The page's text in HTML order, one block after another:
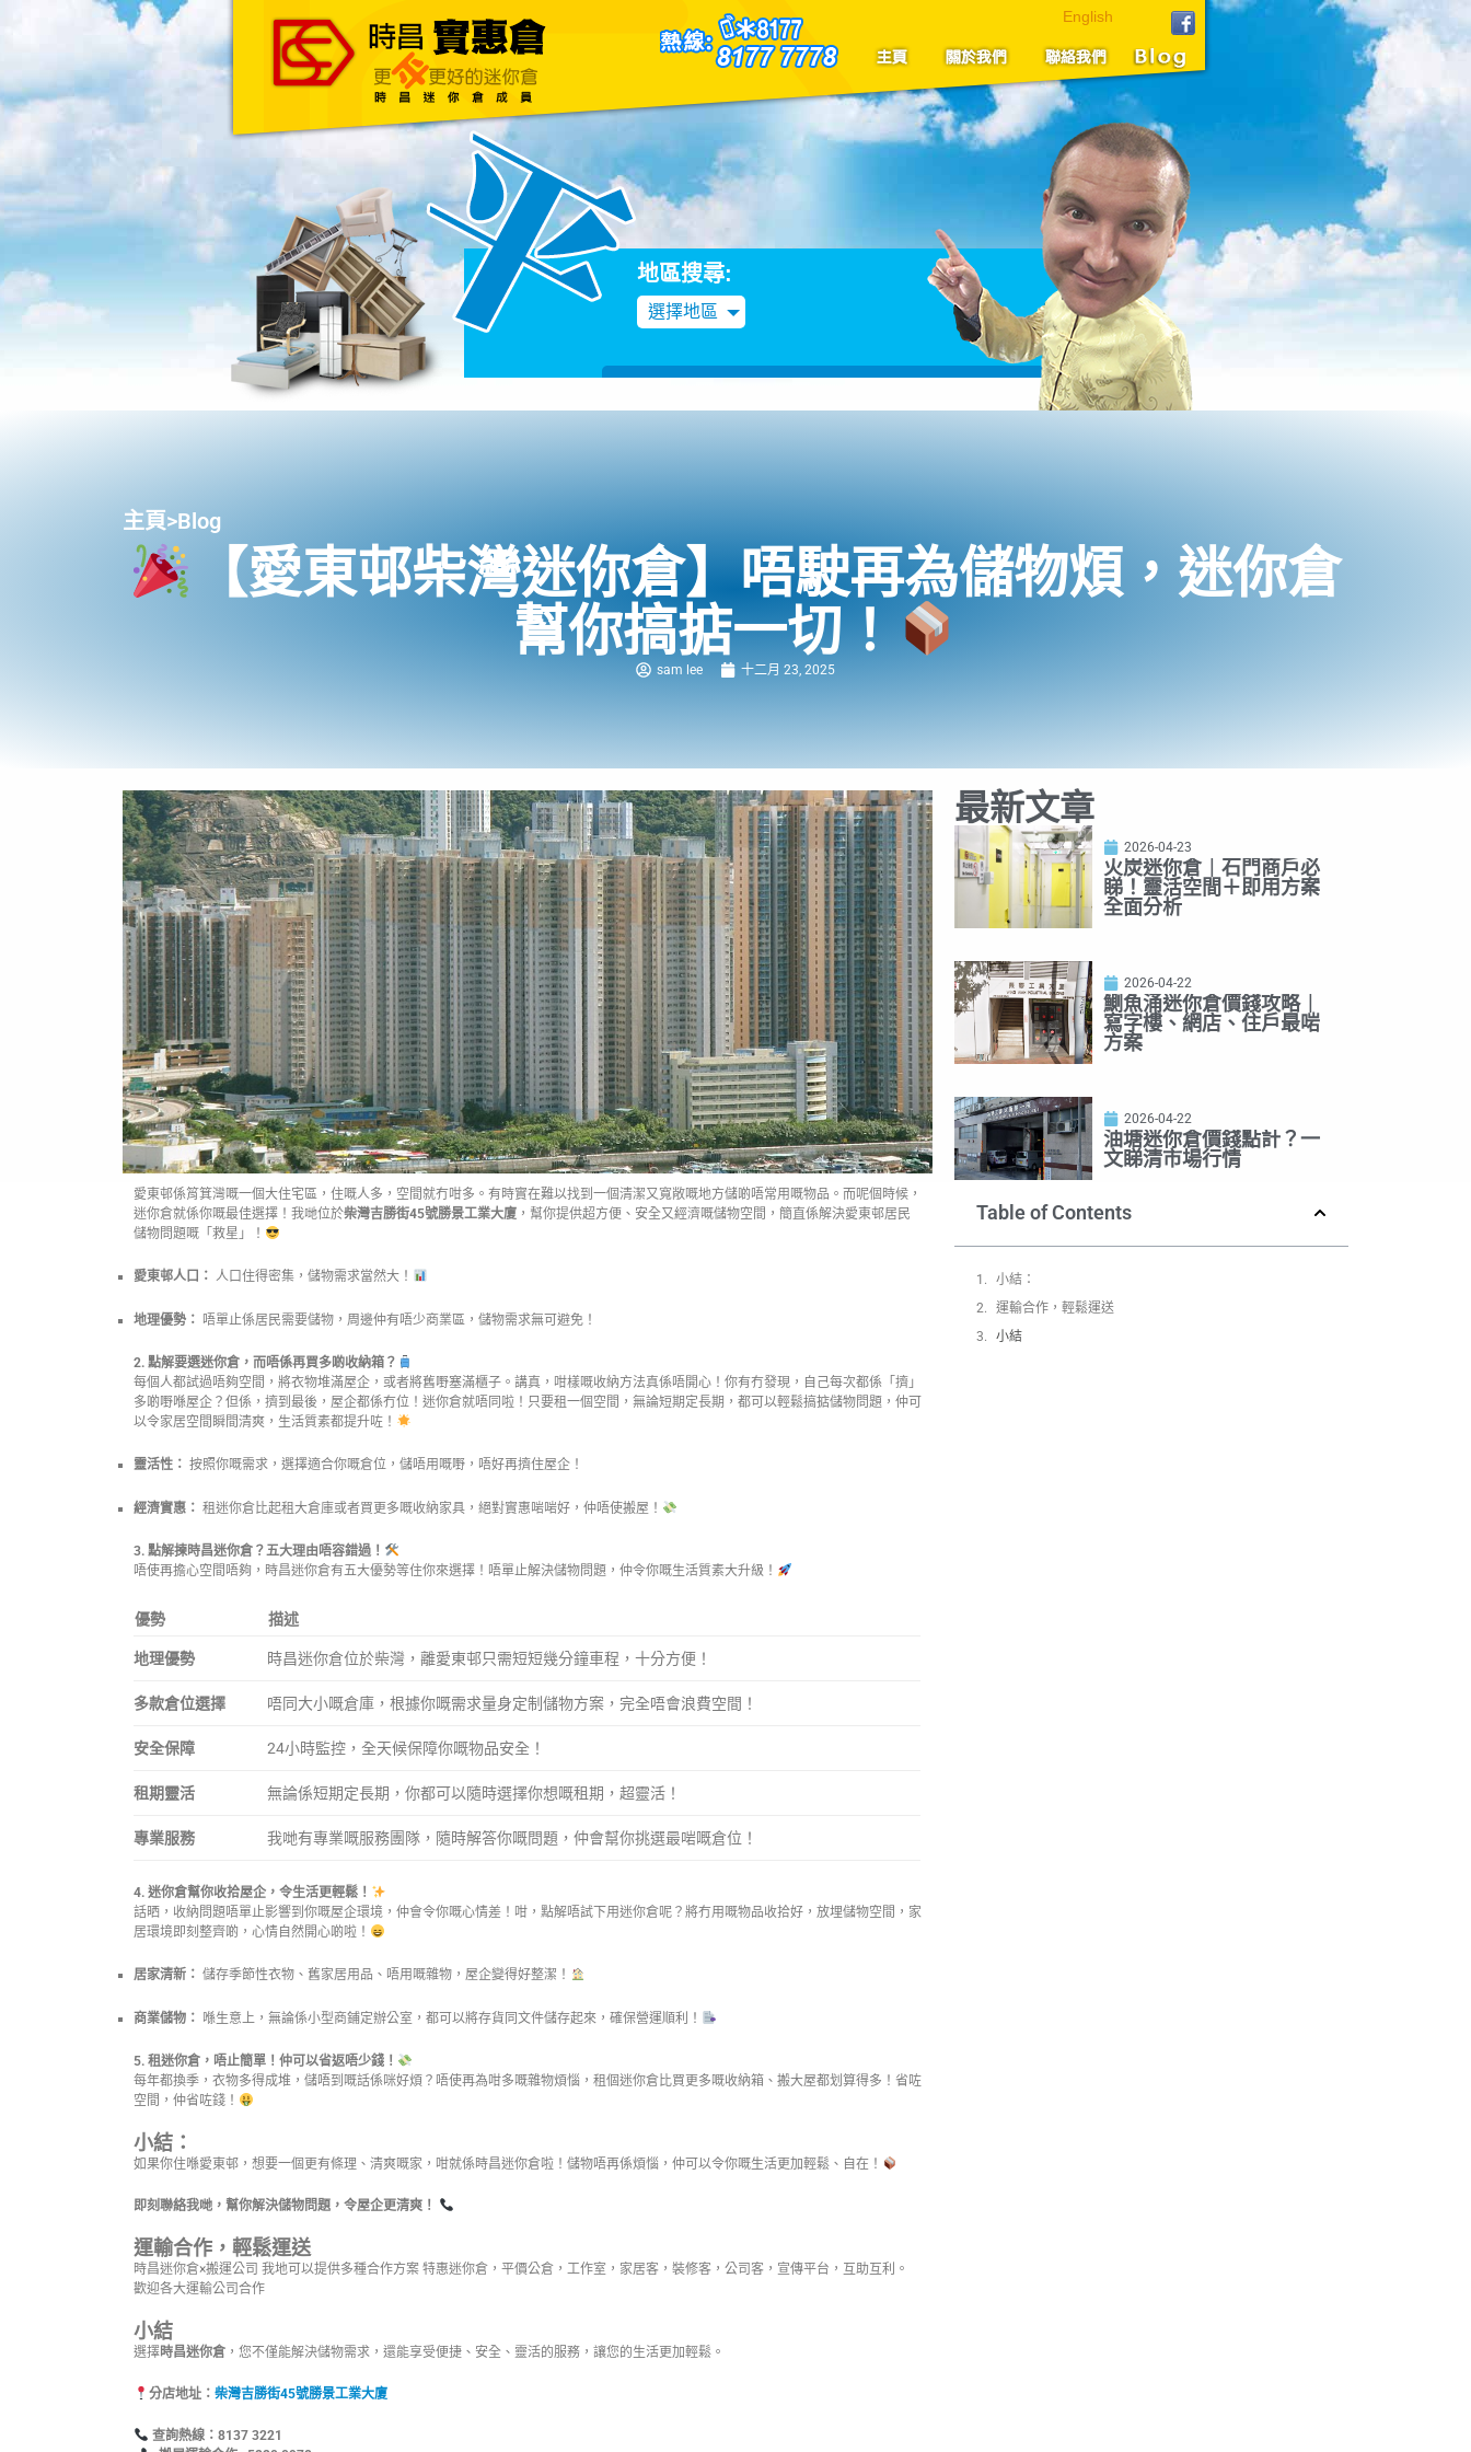
主頁 關於我們 聯絡我們
English
地區搜尋:
選擇地區
主頁>Blog
【愛東邨柴灣迷你倉】唔駛再為儲物煩，迷你倉
幫你搞掂一切！
sam lee 十二月 23, 2025
愛東邨係筲箕灣嘅一個大住宅區，住嘅人多，空間就冇咁多。有時實在難以找到一個清潔又寬敞嘅地方儲啲唔常用嘅物品。而呢個時候，
迷你倉就係你嘅最佳選擇！我哋位於柴灣吉勝街45號勝景工業大廈 ，幫你提供超方便、安全又經濟嘅儲物空間，簡直係解決愛東邨居民
儲物問題嘅「救星」！
愛東邨人口： 人口住得密集，儲物需求當然大！
地理優勢： 唔單止係居民需要儲物，周邊仲有唔少商業區，儲物需求無可避免！
2. 點解要選迷你倉，而唔係再買多啲收納箱？
每個人都試過唔夠空間，將衣物堆滿屋企，或者將舊嘢塞滿櫃子。講真，咁樣嘅收納方法真係唔開心！你有冇發現，自己每次都係「擠」
多啲嘢喺屋企？但係，擠到最後，屋企都係冇位！迷你倉就唔同啦！只要租一個空間，無論短期定長期，都可以輕鬆搞掂儲物問題，仲可
以令家居空間瞬間清爽，生活質素都提升咗！
靈活性： 按照你嘅需求，選擇適合你嘅倉位，儲唔用嘅嘢，唔好再擠住屋企！
經濟實惠： 租迷你倉比起租大倉庫或者買更多嘅收納家具，絕對實惠啱啱好，仲唔使搬屋！
3. 點解揀時昌迷你倉？五大理由唔容錯過！
唔使再擔心空間唔夠，時昌迷你倉有五大優勢等住你來選擇！唔單止解決儲物問題，仲令你嘅生活質素大升級！
優勢 描述
地理優勢 時昌迷你倉位於柴灣，離愛東邨只需短短幾分鐘車程，十分方便！
多款倉位選擇 唔同大小嘅倉庫，根據你嘅需求量身定制儲物方案，完全唔會浪費空間！
安全保障 24小時監控，全天候保障你嘅物品安全！
租期靈活 無論係短期定長期，你都可以隨時選擇你想嘅租期，超靈活！
專業服務 我哋有專業嘅服務團隊，隨時解答你嘅問題，仲會幫你挑選最啱嘅倉位！
4. 迷你倉幫你收拾屋企，令生活更輕鬆！
話晒，收納問題唔單止影響到你嘅屋企環境，仲會令你嘅心情差！咁，點解唔試下用迷你倉呢？將冇用嘅物品收拾好，放埋儲物空間，家
居環境即刻整齊啲，心情自然開心啲啦！
居家清新： 儲存季節性衣物、舊家居用品、唔用嘅雜物，屋企變得好整潔！
商業儲物： 喺生意上，無論係小型商鋪定辦公室，都可以將存貨同文件儲存起來，確保營運順利！
5. 租迷你倉，唔止簡單！仲可以省返唔少錢！
每年都換季，衣物多得成堆，儲唔到嘅話係咪好煩？唔使再為咁多嘅雜物煩惱，租個迷你倉比買更多嘅收納箱、搬大屋都划算得多！省咗
空間，仲省咗錢！
小結：
如果你住喺愛東邨，想要一個更有條理、清爽嘅家，咁就係時昌迷你倉啦！儲物唔再係煩惱，仲可以令你嘅生活更加輕鬆、自在！
即刻聯絡我哋，幫你解決儲物問題，令屋企更清爽！
運輸合作，輕鬆運送
時昌迷你倉×搬運公司 我地可以提供多種合作方案 特惠迷你倉，平價公倉，工作室，家居客，裝修客，公司客，宣傳平台，互助互利。
歡迎各大運輸公司合作
小結
選擇時昌迷你倉 ，您不僅能解決儲物需求，還能享受便捷、安全、靈活的服務，讓您的生活更加輕鬆。
分店地址： 柴灣吉勝街45號勝景工業大廈
查詢熱線：8137 3221
最新文章
2026-04-23
火炭迷你倉｜石門商戶必
睇！靈活空間＋即用方案
全面分析
2026-04-22
鰂魚涌迷你倉價錢攻略｜
寫字樓、網店、住戶最啱
方案
2026-04-22
油塘迷你倉價錢點計？一
文睇清市場行情
Table of Contents
小結：
運輸合作，輕鬆運送
小結